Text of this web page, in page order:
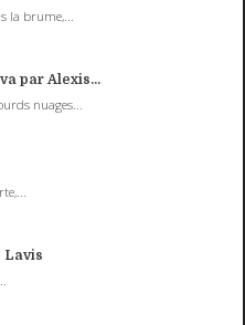
la brume,...
par Alexis...
nuages...
Lavis